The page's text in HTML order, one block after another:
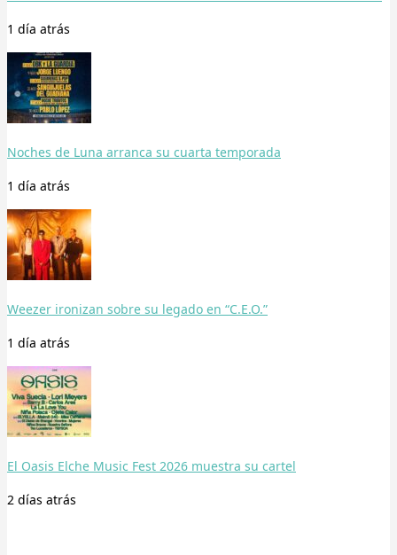
1 día atrás
Noches de Luna arranca su cuarta temporada
1 día atrás
Weezer ironizan sobre su legado en “C.E.O.”
1 día atrás
El Oasis Elche Music Fest 2026 muestra su cartel
2 días atrás